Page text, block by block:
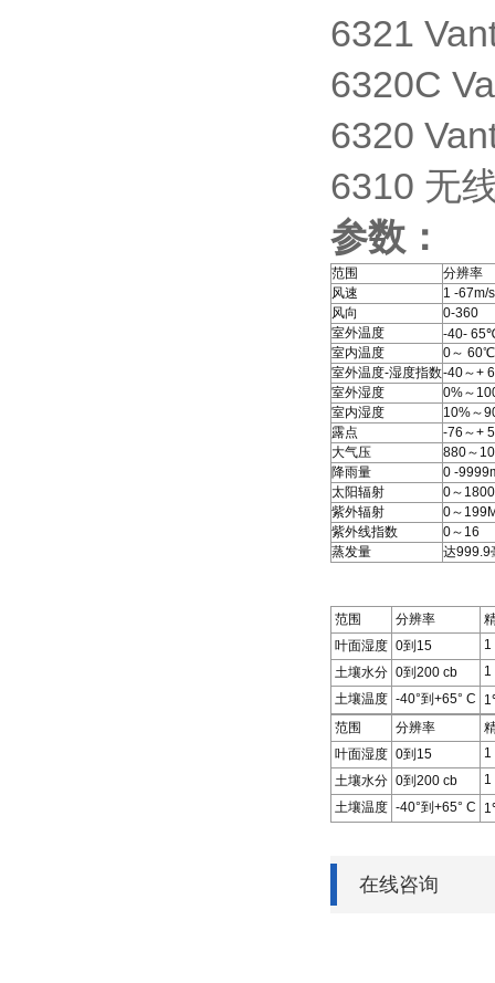
6321
6320C
6320
6310 无
参数：
范围
分辨率
风速
1 -67m/s
风向
0-360
室外温度
-40-
室内温度
0～ 60℃
室外温度-湿度指数-40～+
室外湿度
0%～
室内湿度
10%～
露点
-76
大气压
880～
降雨量
0 -
太阳辐射
0～
紫外辐射
0～
紫外线指数
0～16
蒸发量
达999.9
范围 分辨率
叶面湿度 0到 15
1
土壤水分 0到 200 cb
1
土壤温度 -40°到 +65° C
范围
分辨率
叶面湿度 0到 15
1
土壤水分 0到 200 cb
1
土壤温度 -40°到 +65° C
在线咨询